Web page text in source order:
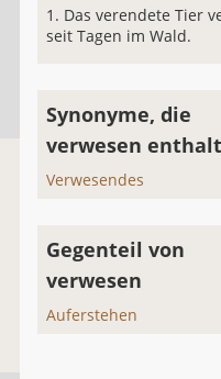
Das verendete Tier
seit Tagen im Wald.
Synonyme, die
verwesen
Verwesendes
Gegenteil von
verwesen
Auferstehen